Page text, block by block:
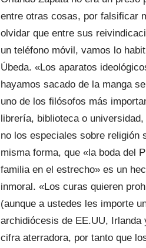
entre otras cosas, por falsificar
olvidar que entre sus
un teléfono móvil, vamos lo
Úbeda. «Los aparatos
hayamos sacado de la manga
uno de los filósofos más
librería, biblioteca o
no los especiales sobre religión
misma forma, que «la boda del
familia en el estrecho» es un
inmoral. «Los curas quieren
(aunque a ustedes les importe
archidiócesis de EE.UU, Irlanda
cifra aterradora, por tanto que